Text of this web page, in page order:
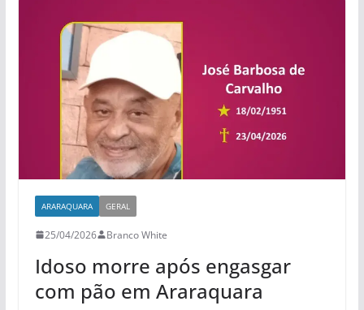
ARARAQUARA GERAL
25/04/2026 Branco White
Idoso morre após engasgar
com pão em Araraquara